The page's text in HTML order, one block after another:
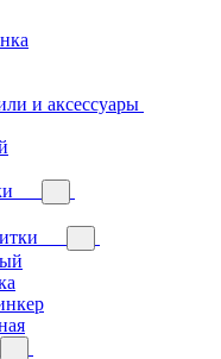
и аксессуары